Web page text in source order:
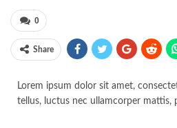
0
Share
Lorem ipsum dolor sit amet,
tellus, luctus nec ullamcorper mattis,